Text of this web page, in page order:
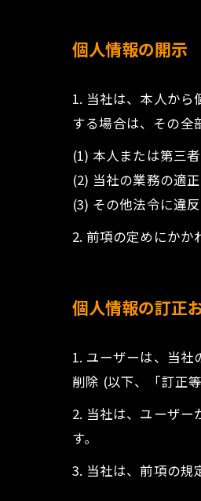
個人情報の開示
1. 当社は、本人か
する場合は、その全
(1) 本人または第三
(2) 当社の業務の適
(3) その他法令に違
2. 前項の定めにかか
個人情報の訂正
1. ユーザーは、当
削除 (以下、「訂正
2. 当社は、ユーザ
す。
3. 当社は、前項の規